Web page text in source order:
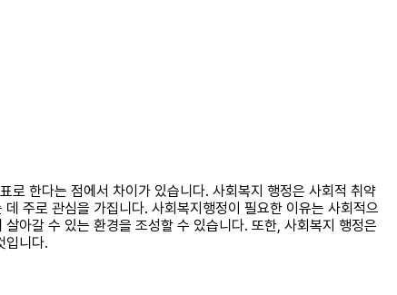
로 한다는 점에서 차이가 있습니다. 사회복지 행정은 사회적 취약
주로 관심을 가집니다. 사회복지행정이 필요한 이유는 사회적으
아갈 수 있는 환경을 조성할 수 있습니다. 또한, 사회복지 행정은
입니다.